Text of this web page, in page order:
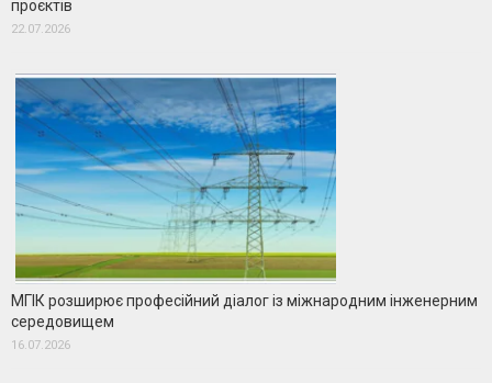
проєктів
22.07.2026
МГІК розширює професійний діалог із міжнародним інженерним
середовищем
16.07.2026